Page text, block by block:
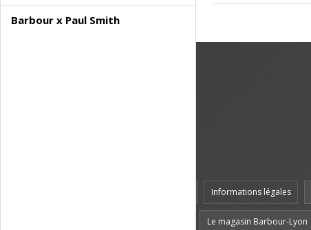
Barbour x Paul Smith
Informations légales
Le magasin Barbour-Lyon